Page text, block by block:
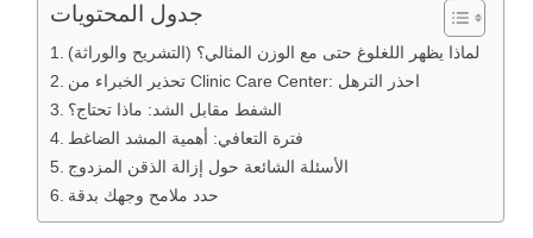
جدول المحتويات
لماذا يظهر اللغلوغ حتى مع الوزن المثالي؟ (التشريح والوراثة)
تحذير الخبراء من Clinic Care Center: احذر الترهل
الشفط مقابل الشد: ماذا تحتاج؟
فترة التعافي: أهمية المشد الضاغط
الأسئلة الشائعة حول إزالة الذقن المزدوج
حدد ملامح وجهك بدقة